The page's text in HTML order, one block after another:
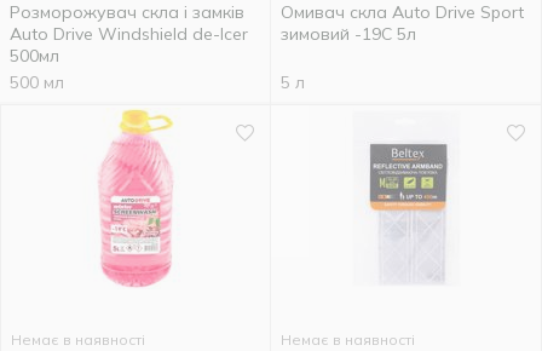
Розморожувач скла і замків
Auto Drive Windshield de-lcer
500мл
500 мл
Омивач скла Auto Drive Sport
зимовий -19С 5л
5 л
Немає в наявності Немає в наявності